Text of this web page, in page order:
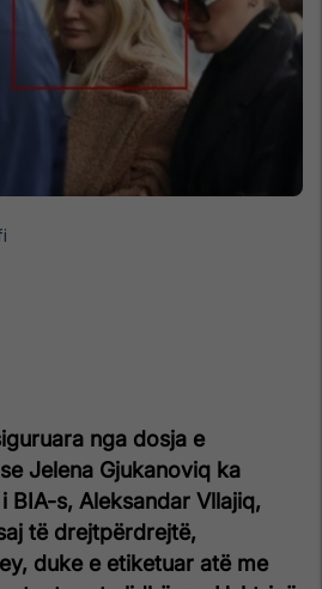
nga dosja e
Jelena Gjukanoviq ka
BIA-s, Aleksandar Vllajiq,
të drejtpërdrejtë,
duke e etiketuar atë me